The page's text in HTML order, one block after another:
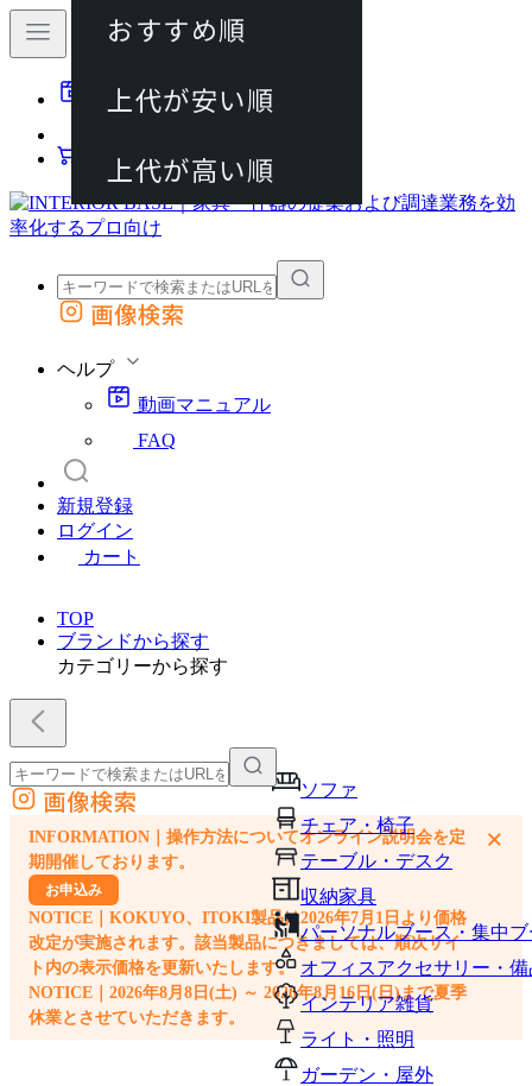
動画マニュアル
カート
外部サイトの商品をカートに追加
画像検索
ヘルプ
動画マニュアル
FAQ
新規登録
ログイン
カート
TOP
ブランドから探す
カテゴリーから探す
ソファ
チェア・椅子
テーブル・デスク
収納家具
パーソナルブース・集中
オフィスアクセサリー・備
インテリア雑貨
ライト・照明
ガーデン・屋外
外部サイトの商品をカートに追加
他のサイトで見つけた商品ページのURLを貼り付けて、カートに追加できます
画像検索
INFORMATION｜操作方法についてオンライン説明会を定
期開催しております。
お申込み
NOTICE｜KOKUYO、ITOKI製品は2026年7月1日より価格
改定が実施されます。該当製品につきましては、順次サイ
ト内の表示価格を更新いたします。
NOTICE｜2026年8月8日(土) ～ 2026年8月16日(日)まで夏季
休業とさせていただきます。
×
おすすめ順
上代が安い順
上代が高い順